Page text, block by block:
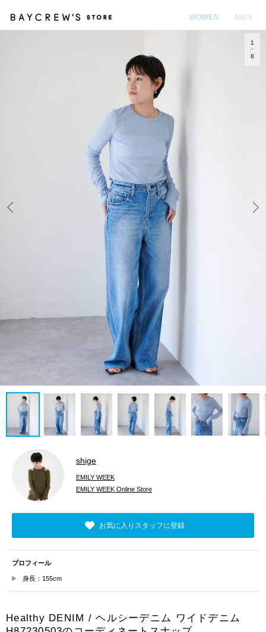
WOMEN MEN
1
8
shige
EMILY WEEK
EMILY WEEK Online Store
お気に入りスタッフに登録
プロフィール
身長：155cm
Healthy DENIM / ヘルシーデニム ワイドデニム